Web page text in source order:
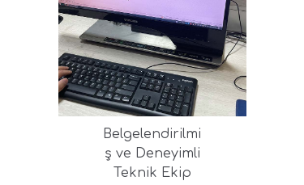
Belgelendirilmi
ş ve Deneyimli
Teknik Ekip